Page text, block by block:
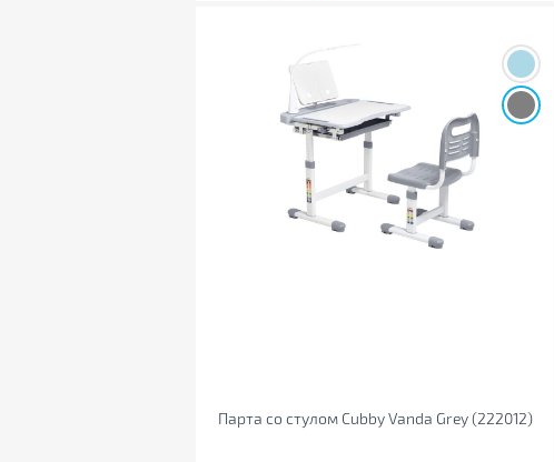
Парта со стулом Cubby Vanda Grey (222012)